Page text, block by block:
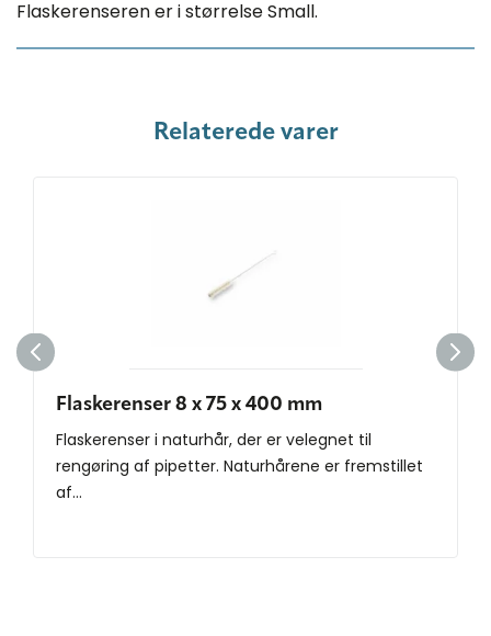
Flaskerenseren er i størrelse Small.
Relaterede varer
Flaskerenser 8 x 75 x 400 mm
Flaskerenser i naturhår, der er velegnet til
rengøring af pipetter. Naturhårene er fremstillet
af...